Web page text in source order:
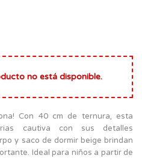
no está disponible.
Con 40 cm de ternura, esta
cautiva con sus detalles
y saco de dormir beige brindan
Ideal para niños a partir de